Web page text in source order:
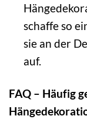
schaffe so
sie an der
auf.
FAQ – Häufig